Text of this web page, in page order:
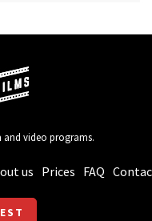
video programs.
us Prices FAQ